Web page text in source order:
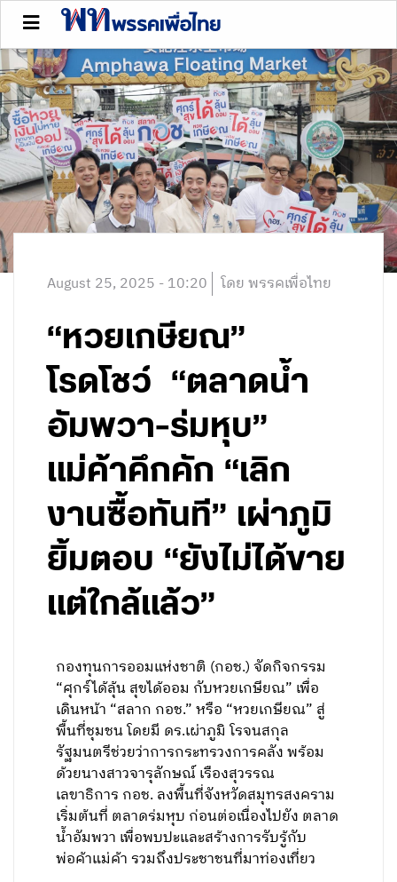
August 25, 2025 - 10:20 โดย พรรคเพื่อไทย
“หวยเกษียณ”
โรดโชว์ “ตลาดน้ำ
อัมพวา-ร่มหุบ”
แม่ค้าคึกคัก “เลิก
งานซื้อทันที” เผ่าภูมิ
ยิ้มตอบ “ยังไม่ได้ขาย
แต่ใกล้แล้ว”
กองทุนการออมแห่งชาติ (กอช.) จัดกิจกรรม
“ศุกร์ได้ลุ้น สุขได้ออม กับหวยเกษียณ” เพื่อ
เดินหน้า “สลาก กอช.” หรือ “หวยเกษียณ” สู่
พื้นที่ชุมชน โดยมี ดร.เผ่าภูมิ โรจนสกุล
รัฐมนตรีช่วยว่าการกระทรวงการคลัง พร้อม
ด้วยนางสาวจารุลักษณ์ เรืองสุวรรณ
เลขาธิการ กอช. ลงพื้นที่จังหวัดสมุทรสงคราม
เริ่มต้นที่ ตลาดร่มหุบ ก่อนต่อเนื่องไปยัง ตลาด
น้ำอัมพวา เพื่อพบปะและสร้างการรับรู้กับ
พ่อค้าแม่ค้า รวมถึงประชาชนที่มาท่องเที่ยว